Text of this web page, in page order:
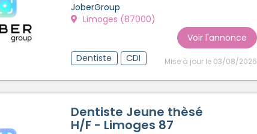
JoberGroup
Limoges (87000)
Voir l'annonce
Dentiste
CDI Mise à jour le 03/08/2026
Dentiste Jeune thèsé
H/F - Limoges 87